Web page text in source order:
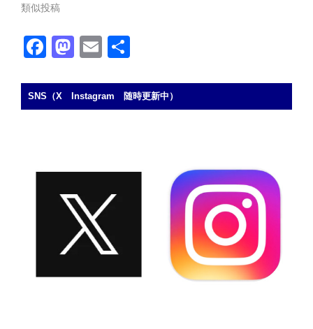
類似投稿
F
c
e
M
st
o
E
ail
SNS（X Instagram 随時更新中）